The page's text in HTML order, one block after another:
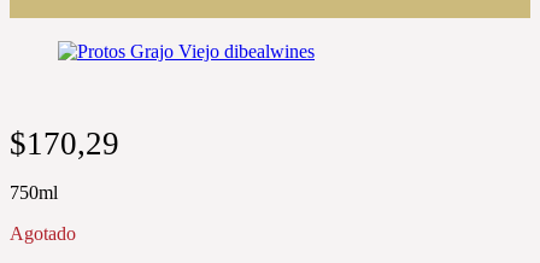
$170,29
750ml
Agotado